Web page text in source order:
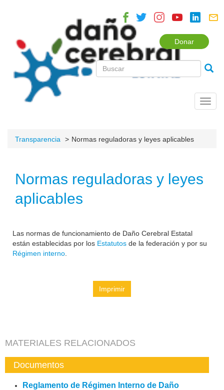
Donar
Transparencia Normas reguladoras y leyes aplicables
Normas reguladoras y leyes
aplicables
Las normas de funcionamiento de Daño Cerebral Estatal
están establecidas por los Estatutos de la federación y por su
Régimen interno
Imprimir
MATERIALES RELACIONADOS
Documentos
Reglamento de Régimen Interno de Daño